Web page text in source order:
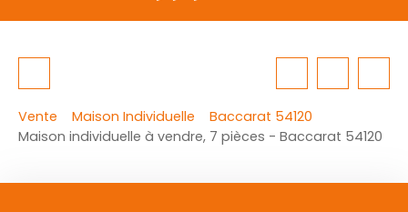
Vente Maison Individuelle
Baccarat 54120
Maison individuelle à vendre, 7 pièces - Baccarat 54120